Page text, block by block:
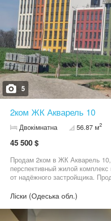
5
2ком ЖК Акварель 10
Двокімнатна 56.87 м2
45 500 $
Продам 2ком в ЖК Акварель
перспективный жилой
от надёжного застройщика.
Ліски (Одеська обл.)